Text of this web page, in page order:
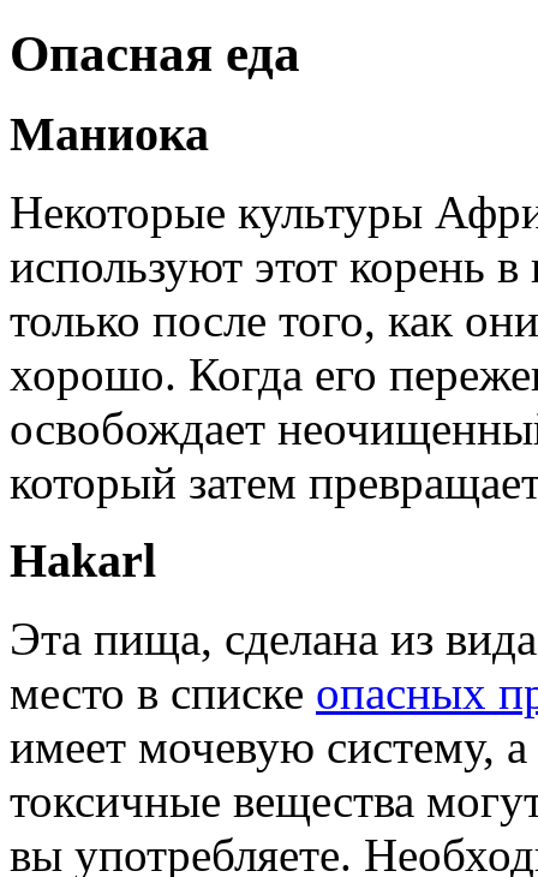
Опасная еда
Маниока
Некоторые культуры
используют этот корень
только после того, как
хорошо. Когда его
освобождает
который затем
Hakarl
Эта пища, сделана из
место в списке опасных
имеет мочевую систему, а
токсичные вещества
вы употребляете.